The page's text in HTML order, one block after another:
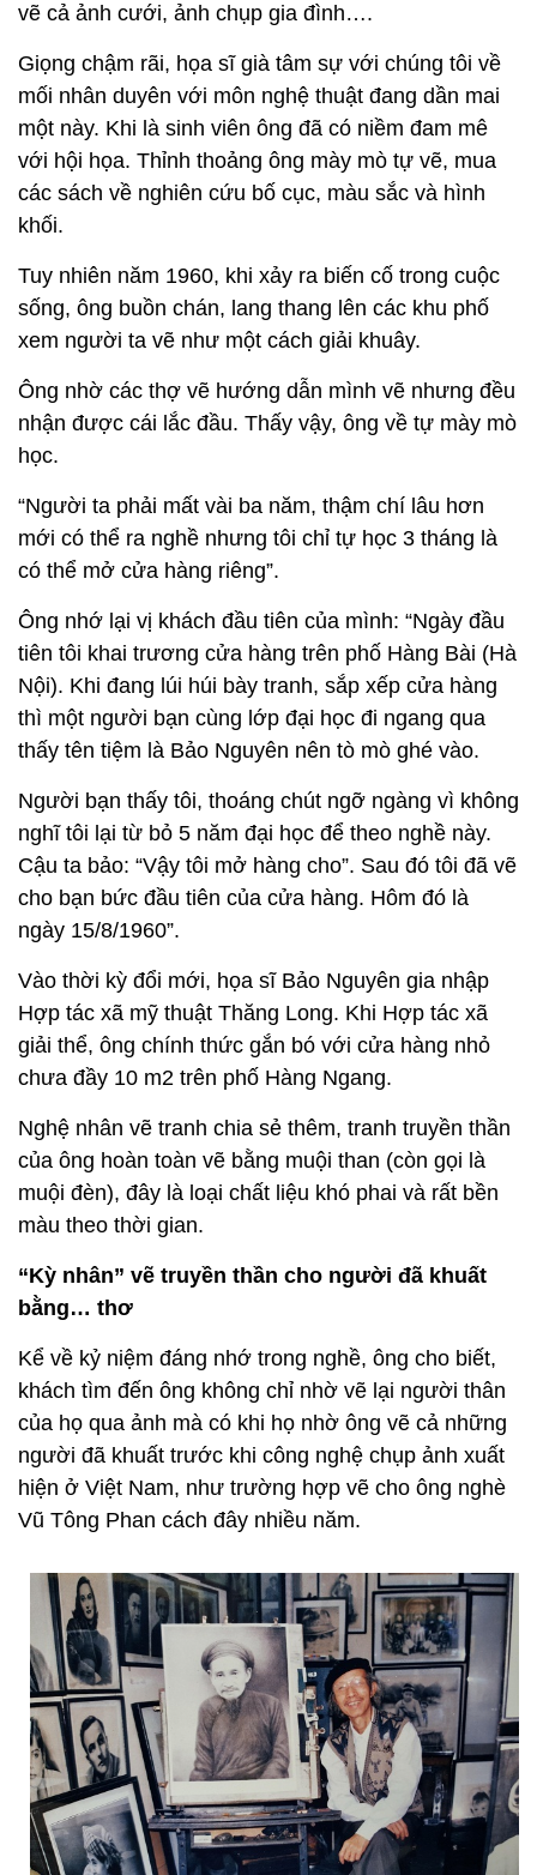
vẽ cả ảnh cưới, ảnh chụp gia đình….
Giọng chậm rãi, họa sĩ già tâm sự với chúng tôi về
mối nhân duyên với môn nghệ thuật đang dần mai
một này. Khi là sinh viên ông đã có niềm đam mê
với hội họa. Thỉnh thoảng ông mày mò tự vẽ, mua
các sách về nghiên cứu bố cục, màu sắc và hình
khối.
Tuy nhiên năm 1960, khi xảy ra biến cố trong cuộc
sống, ông buồn chán, lang thang lên các khu phố
xem người ta vẽ như một cách giải khuây.
Ông nhờ các thợ vẽ hướng dẫn mình vẽ nhưng đều
nhận được cái lắc đầu. Thấy vậy, ông về tự mày mò
học.
“Người ta phải mất vài ba năm, thậm chí lâu hơn
mới có thể ra nghề nhưng tôi chỉ tự học 3 tháng là
có thể mở cửa hàng riêng”.
Ông nhớ lại vị khách đầu tiên của mình: “Ngày đầu
tiên tôi khai trương cửa hàng trên phố Hàng Bài (Hà
Nội). Khi đang lúi húi bày tranh, sắp xếp cửa hàng
thì một người bạn cùng lớp đại học đi ngang qua
thấy tên tiệm là Bảo Nguyên nên tò mò ghé vào.
Người bạn thấy tôi, thoáng chút ngỡ ngàng vì không
nghĩ tôi lại từ bỏ 5 năm đại học để theo nghề này.
Cậu ta bảo: “Vậy tôi mở hàng cho”. Sau đó tôi đã vẽ
cho bạn bức đầu tiên của cửa hàng. Hôm đó là
ngày 15/8/1960”.
Vào thời kỳ đổi mới, họa sĩ Bảo Nguyên gia nhập
Hợp tác xã mỹ thuật Thăng Long. Khi Hợp tác xã
giải thể, ông chính thức gắn bó với cửa hàng nhỏ
chưa đầy 10 m2 trên phố Hàng Ngang.
Nghệ nhân vẽ tranh chia sẻ thêm, tranh truyền thần
của ông hoàn toàn vẽ bằng muội than (còn gọi là
muội đèn), đây là loại chất liệu khó phai và rất bền
màu theo thời gian.
“Kỳ nhân” vẽ truyền thần cho người đã khuất
bằng… thơ
Kể về kỷ niệm đáng nhớ trong nghề, ông cho biết,
khách tìm đến ông không chỉ nhờ vẽ lại người thân
của họ qua ảnh mà có khi họ nhờ ông vẽ cả những
người đã khuất trước khi công nghệ chụp ảnh xuất
hiện ở Việt Nam, như trường hợp vẽ cho ông nghè
Vũ Tông Phan cách đây nhiều năm.